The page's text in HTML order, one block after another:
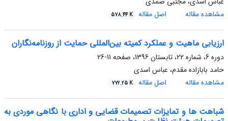
مشاهده مقاله
اصل مقاله 578.44 K
ارزیابی ماهیت و عملکرد کمیته بین‌المللی حمایت از روزنامه‌نگاران
دوره 6، شماره 22، تابستان 1396، صفحه
11-26
حامد بابازاده مقدم، عباس اسدی
مشاهده مقاله
اصل مقاله 772.25 K
شباهت ها و تمایزات تصمیمات قضایی و اداری با نگاهی موردی به